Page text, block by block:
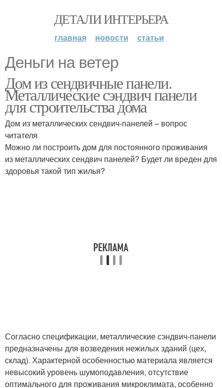
ДЕТАЛИ ИНТЕРЬЕРА
главная новости статьи
Деньги на ветер
Дом из сендвичные панели.
Металлические сэндвич панели
для строительства дома
Дом из металлических сендвич-панелей – вопрос
читателя
Можно ли построить дом для постоянного проживания
из металлических сендвич панелей? Будет ли вреден для
здоровья такой тип жилья?
Согласно спецификации, металлические сэндвич-панели
предназначены для возведения нежилых зданий (цех,
склад). Характерной особенностью материала является
невысокий уровень шумоподавления, отсутствие
оптимального для проживания микроклимата, особенно